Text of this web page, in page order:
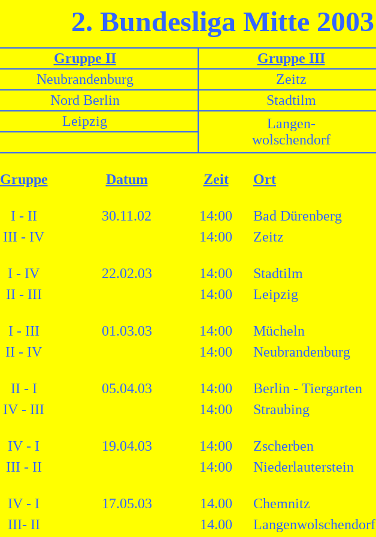
2. Bundesliga Mitte 2003
Gruppe II Gruppe III
Neubrandenburg Zeitz
Nord Berlin Stadtilm
Leipzig
Langen-
wolschendorf
Gruppe Datum Zeit Ort
I - II 30.11.02 14:00
Bad Dürenberg
III - IV
14:00 Zeitz
I - IV 22.02.03 14:00
Stadtilm
II - III
14:00 Leipzig
I - III 01.03.03 14:00
Mücheln
II - IV
14:00 Neubrandenburg
II - I 05.04.03 14:00
Berlin - Tiergarten
IV - III
14:00 Straubing
IV - I 19.04.03 14:00
Zscherben
III - II
14:00 Niederlauterstein
IV - I 17.05.03 14.00
Chemnitz
III- II
14.00 Langenwolschendorf